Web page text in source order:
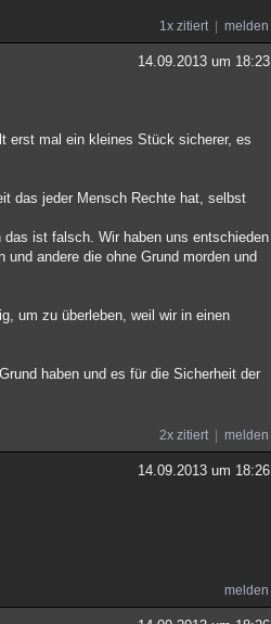
1x zitiert melden
14.09.2013 um 18:23
erst mal ein kleines Stück sicherer, es
das jeder Mensch Rechte hat, selbst
ist falsch. Wir haben uns entschieden
andere die ohne Grund morden und
um zu überleben, weil wir in einen
haben und es für die Sicherheit der
2x zitiert melden
14.09.2013 um 18:26
melden